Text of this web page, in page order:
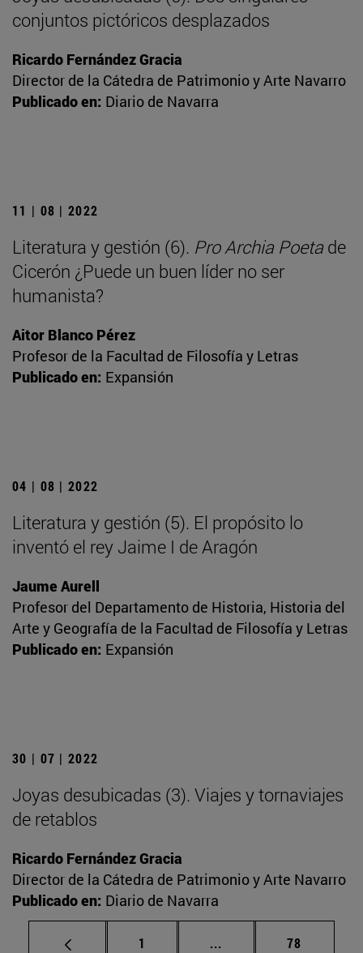
conjuntos pictóricos desplazados
Ricardo Fernández Gracia
Director de la Cátedra de Patrimonio y Arte Navarro
Publicado en: Diario de Navarra
11 | 08 | 2022
Literatura y gestión (6). Pro Archia Poetade
Cicerón ¿Puede un buen líder no ser
humanista?
Aitor Blanco Pérez
Profesor de la Facultad de Filosofía y Letras
Publicado en: Expansión
04 | 08 | 2022
Literatura y gestión (5). El propósito lo
inventó el rey Jaime I de Aragón
Jaume Aurell
Profesor del Departamento de Historia, Historia del
Arte y Geografía de la Facultad de Filosofía y Letras
Publicado en: Expansión
30 | 07 | 2022
Joyas desubicadas (3). Viajes y tornaviajes
de retablos
Ricardo Fernández Gracia
Director de la Cátedra de Patrimonio y Arte Navarro
Publicado en: Diario de Navarra
Página
1 ... Páginas intermedias
Página
78